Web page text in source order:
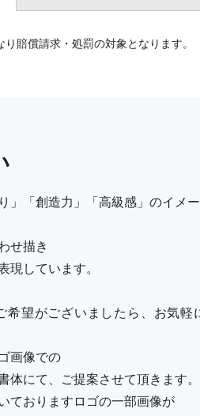
賠償請求・処罰の対象となります。
」「創造力」「高級感」のイメ
せ描き
現しています。
望がございましたら、お気軽
画像での
にて、ご提案させて頂きます。
ておりますロゴの一部画像が